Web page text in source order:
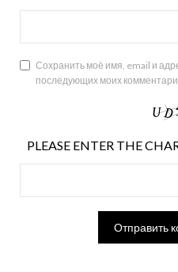
Сохранить моё имя, email и
последующих моих
PLEASE ENTER THE